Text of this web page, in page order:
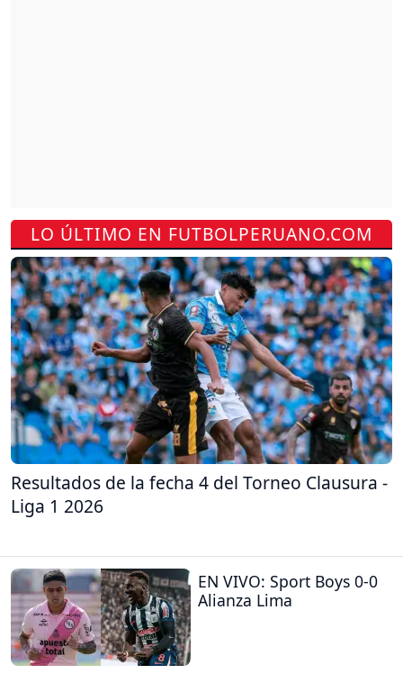
LO ÚLTIMO EN FUTBOLPERUANO.COM
Resultados de la fecha 4 del Torneo Clausura -
Liga 1 2026
EN VIVO: Sport Boys 0-0
Alianza Lima